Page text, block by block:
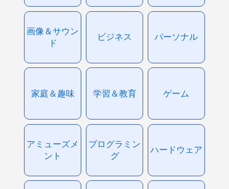
画像＆サウン
ド
ビジネス パーソナル
家庭＆趣味 学習＆教育 ゲーム
アミューズメ
ント
プログラミン
グ
ハードウェア